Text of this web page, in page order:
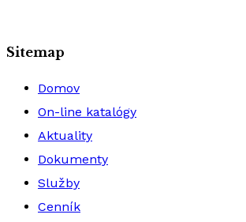
Sitemap
Domov
On-line katalógy
Aktuality
Dokumenty
Služby
Cenník